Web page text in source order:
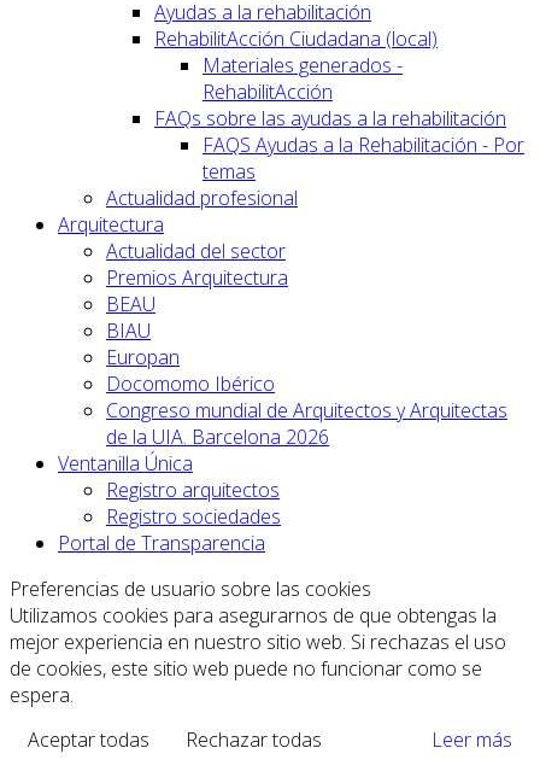
Ayudas a la rehabilitación
RehabilitAcción Ciudadana (local)
Materiales generados -
RehabilitAcción
FAQs sobre las ayudas a la rehabilitación
FAQS Ayudas a la Rehabilitación - Por
temas
Actualidad profesional
Arquitectura
Actualidad del sector
Premios Arquitectura
BEAU
BIAU
Europan
Docomomo Ibérico
Congreso mundial de Arquitectos y Arquitectas
de la UIA. Barcelona 2026
Ventanilla Única
Registro arquitectos
Registro sociedades
Portal de Transparencia
Preferencias de usuario sobre las cookies
Utilizamos cookies para asegurarnos de que obtengas la
mejor experiencia en nuestro sitio web. Si rechazas el uso
de cookies, este sitio web puede no funcionar como se
espera.
Aceptar todas
Rechazar todas
Leer más